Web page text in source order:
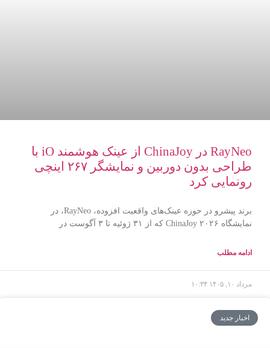
RayNeo در ChinaJoy از عینک هوشمند iO با
طراحی بدون دوربین و نمایشگر ۲۶۷ اینچی
رونمایی کرد
برند پیشرو در حوزه عینک‌های واقعیت افزوده، RayNeo، در
نمایشگاه ChinaJoy ۲۰۲۶ که از ۳۱ ژوئیه تا ۳ آگوست در
ادامه مطلب
مرداد ۱۰, ۱۴۰۵ ۱۰:۳۴
اخبار جدید